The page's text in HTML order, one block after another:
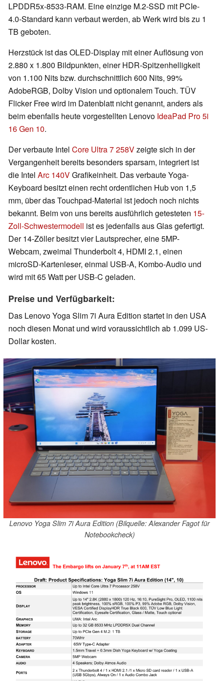
LPDDR5x-8533-RAM. Eine einzige M.2-SSD mit PCIe-
4.0-Standard kann verbaut werden, ab Werk wird bis zu 1
TB geboten.
Herzstück ist das OLED-Display mit einer Auflösung von
2.880 x 1.800 Bildpunkten, einer HDR-Spitzenhelligkeit
von 1.100 Nits bzw. durchschnittlich 600 Nits, 99%
AdobeRGB, Dolby Vision und optionalem Touch. TÜV
Flicker Free wird im Datenblatt nicht genannt, anders als
beim ebenfalls heute vorgestellten Lenovo IdeaPad Pro 5i
16 Gen 10.
Der verbaute Intel Core Ultra 7 258Vzeigte sich in der
Vergangenheit bereits besonders sparsam, integriert ist
die Intel Arc 140VGrafikeinheit. Das verbaute Yoga-
Keyboard besitzt einen recht ordentlichen Hub von 1,5
mm, über das Touchpad-Material ist jedoch noch nichts
bekannt. Beim von uns bereits ausführlich getesteten 15-
Zoll-Schwestermodell ist es jedenfalls aus Glas gefertigt.
Der 14-Zöller besitzt vier Lautsprecher, eine 5MP-
Webcam, zweimal Thunderbolt 4, HDMI 2.1, einen
microSD-Kartenleser, einmal USB-A, Kombo-Audio und
wird mit 65 Watt per USB-C geladen.
Preise und Verfügbarkeit:
Das Lenovo Yoga Slim 7i Aura Edition startet in den USA
noch diesen Monat und wird voraussichtlich ab 1.099 US-
Dollar kosten.
Lenovo Yoga Slim 7i Aura Edition (Bilquelle: Alexander Fagot für
Notebookcheck)